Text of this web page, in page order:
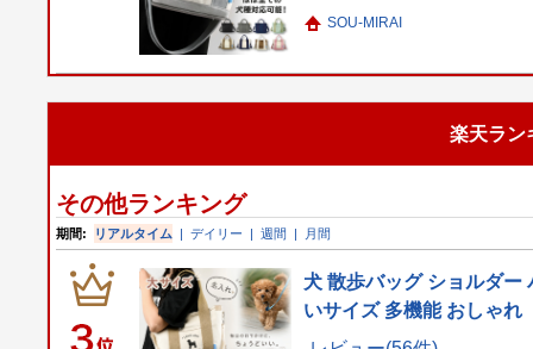
SOU-MIRAI
楽天ラン
その他ランキング
期間: リアルタイム |デイリー |週間 | 月間
犬 散歩バッグ ショルダー
いサイズ 多機能 おしゃ